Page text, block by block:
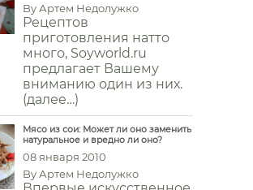
By Артем Недолужко
Рецептов
приготовления натто
много, Soyworld.ru
предлагает Вашему
вниманию один из них.
(далее…)
Мясо из сои: Может ли оно заменить
натуральное и вредно ли оно?
08 января 2010
By Артем Недолужко